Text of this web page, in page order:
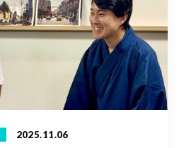
2025.11.06